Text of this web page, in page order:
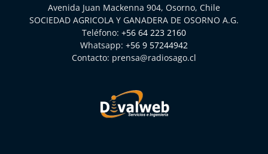
Avenida Juan Mackenna 904, Osorno, Chile
SOCIEDAD AGRICOLA Y GANADERA DE OSORNO A.G.
Teléfono: +56 64 223 2160
Whatsapp: +56 9 57244942
Contacto: prensa@radiosago.cl